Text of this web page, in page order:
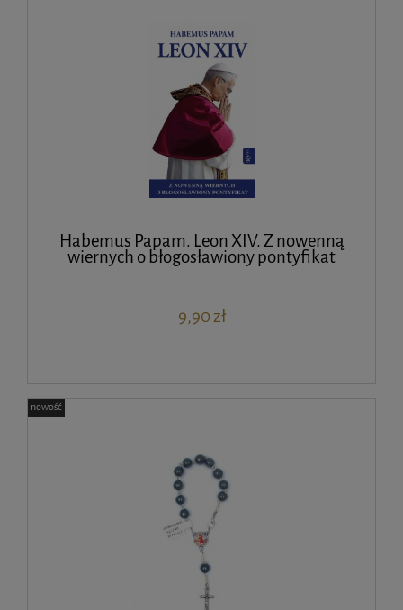
Habemus Papam. Leon XIV. Z nowenną
wiernych o błogosławiony pontyfikat
9,90 zł
nowość